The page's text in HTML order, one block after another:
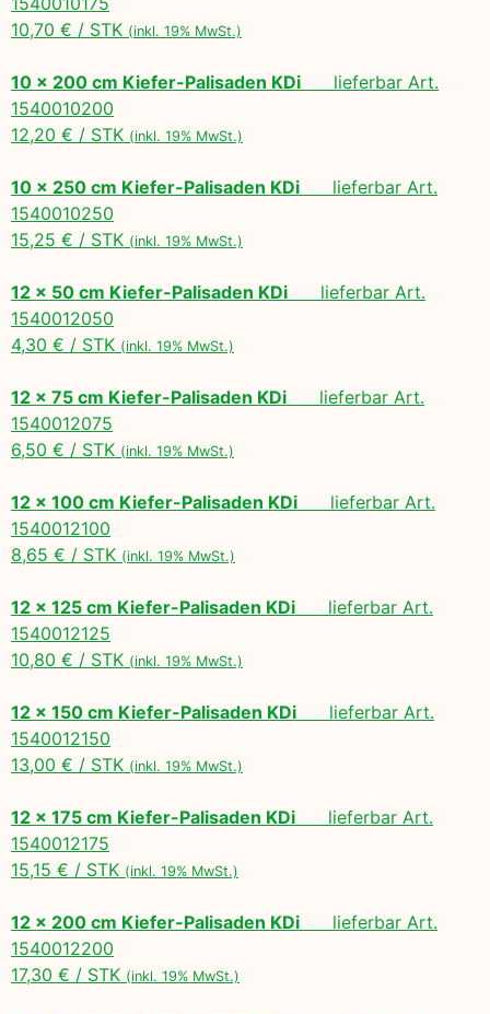
10,70 € / STK (inkl. 19% MwSt.)
10 x 200 cm Kiefer-Palisaden KDi lieferbar Art.
1540010200
12,20 € / STK (inkl. 19% MwSt.)
10 x 250 cm Kiefer-Palisaden KDi lieferbar Art.
1540010250
15,25 € / STK (inkl. 19% MwSt.)
12 x 50 cm Kiefer-Palisaden KDi lieferbar Art.
1540012050
4,30 € / STK (inkl. 19% MwSt.)
12 x 75 cm Kiefer-Palisaden KDi lieferbar Art.
1540012075
6,50 € / STK (inkl. 19% MwSt.)
12 x 100 cm Kiefer-Palisaden KDi lieferbar Art.
1540012100
8,65 € / STK (inkl. 19% MwSt.)
12 x 125 cm Kiefer-Palisaden KDi lieferbar Art.
1540012125
10,80 € / STK (inkl. 19% MwSt.)
12 x 150 cm Kiefer-Palisaden KDi lieferbar Art.
1540012150
13,00 € / STK (inkl. 19% MwSt.)
12 x 175 cm Kiefer-Palisaden KDi lieferbar Art.
1540012175
15,15 € / STK (inkl. 19% MwSt.)
12 x 200 cm Kiefer-Palisaden KDi lieferbar Art.
1540012200
17,30 € / STK (inkl. 19% MwSt.)